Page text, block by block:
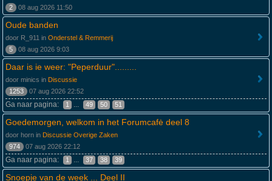
2
08 aug 2026 11:50
Oude banden
door R_911 in Onderstel & Remmerij
5
08 aug 2026 9:03
Daar is ie weer: "Peperduur".........
door minics in Discussie
1253
07 aug 2026 22:52
Ga naar pagina: 1 ... 49 50 51
Goedemorgen, welkom in het Forumcafė deel 8
door horn in Discussie Overige Zaken
974
07 aug 2026 22:12
Ga naar pagina: 1 ... 37 38 39
Snoepje van de week ... Deel II